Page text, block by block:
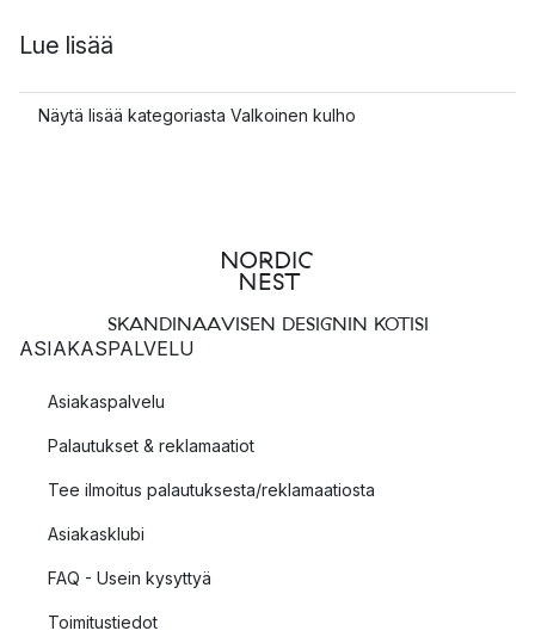
Lue lisää
Näytä lisää kategoriasta Valkoinen kulho
SKANDINAAVISEN DESIGNIN KOTISI
ASIAKASPALVELU
Asiakaspalvelu
Palautukset & reklamaatiot
Tee ilmoitus palautuksesta/reklamaatiosta
Asiakasklubi
FAQ - Usein kysyttyä
Toimitustiedot